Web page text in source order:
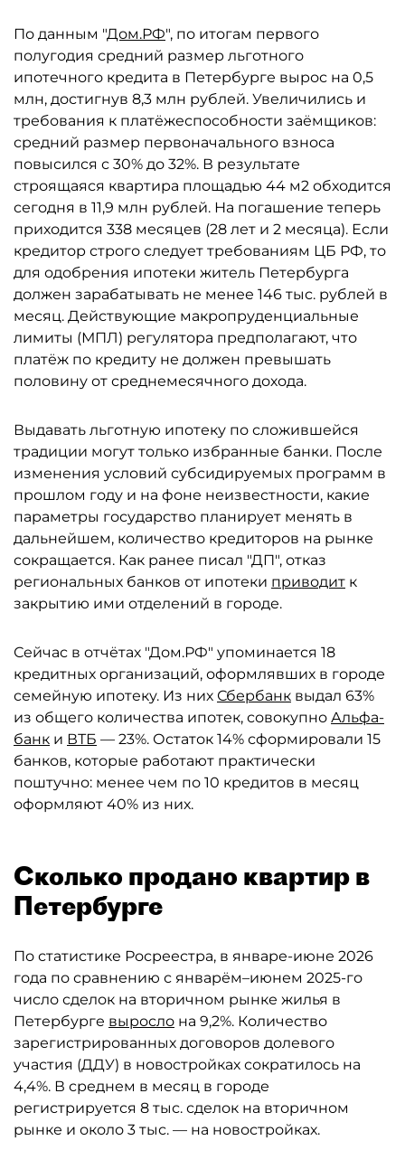
По данным "Дом.РФ", по итогам первого
полугодия средний размер льготного
ипотечного кредита в Петербурге вырос на 0,5
млн, достигнув 8,3 млн рублей. Увеличились и
требования к платёжеспособности заёмщиков:
средний размер первоначального взноса
повысился с 30% до 32%. В результате
строящаяся квартира площадью 44 м2 обходится
сегодня в 11,9 млн рублей. На погашение теперь
приходится 338 месяцев (28 лет и 2 месяца). Если
кредитор строго следует требованиям ЦБ РФ, то
для одобрения ипотеки житель Петербурга
должен зарабатывать не менее 146 тыс. рублей в
месяц. Действующие макропруденциальные
лимиты (МПЛ) регулятора предполагают, что
платёж по кредиту не должен превышать
половину от среднемесячного дохода.
Выдавать льготную ипотеку по сложившейся
традиции могут только избранные банки. После
изменения условий субсидируемых программ в
прошлом году и на фоне неизвестности, какие
параметры государство планирует менять в
дальнейшем, количество кредиторов на рынке
сокращается. Как ранее писал "ДП", отказ
региональных банков от ипотеки приводит к
закрытию ими отделений в городе.
Сейчас в отчётах "Дом.РФ" упоминается 18
кредитных организаций, оформлявших в городе
семейную ипотеку. Из них Сбербанк выдал 63%
из общего количества ипотек, совокупно Альфа-
банк и ВТБ — 23%. Остаток 14% сформировали 15
банков, которые работают практически
поштучно: менее чем по 10 кредитов в месяц
оформляют 40% из них.
Сколько продано квартир в
Петербурге
По статистике Росреестра, в январе-июне 2026
года по сравнению с январём–июнем 2025-го
число сделок на вторичном рынке жилья в
Петербурге выросло на 9,2%. Количество
зарегистрированных договоров долевого
участия (ДДУ) в новостройках сократилось на
4,4%. В среднем в месяц в городе
регистрируется 8 тыс. сделок на вторичном
рынке и около 3 тыс. — на новостройках.